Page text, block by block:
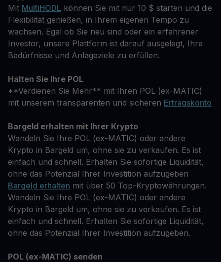
Mit MultiHODL können Sie mit nur 10 $ starten und die
Flexibilität genießen, in Ihrem eigenen Tempo zu
wachsen. Egal ob Sie neu sind oder ein erfahrener
Investor, unsere Plattform ist darauf ausgelegt, Ihre
Bedürfnisse und Anlageziele zu erfüllen.
Halten Sie Ihre POL
**Verdienen Sie Mehr** mit Ihren POL (ex-MATIC)
mit unserem transparenten und sicheren Ertragskonto
Bargeld erhalten mit Ihrer Krypto
Wandeln Sie Ihre POL (ex-MATIC) oder andere
Krypto in Bargeld um, ohne sie zu verkaufen. Es ist
einfach und schnell. Erhalten Sie sofortige Liquidität,
ohne das Potenzial Ihrer Investition aufzugeben
Bargeld erhalten mit über 50 Top-Kryptowährungen.
Wandeln Sie Ihre POL (ex-MATIC) oder andere
Krypto in Bargeld um, ohne sie zu verkaufen. Es ist
einfach und schnell. Erhalten Sie sofortige Liquidität,
ohne das Potenzial Ihrer Investition aufzugeben.
POL (ex-MATIC) senden